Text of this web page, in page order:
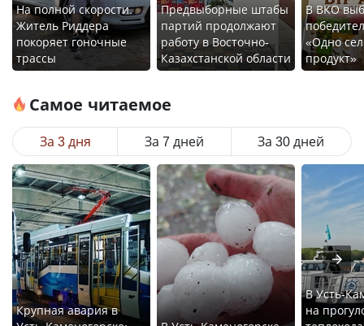
На полной скорости.
Житель Риддера
покоряет гоночные
трассы
Предвыборные штабы
партий продолжают
работу в Восточно-
Казахстанской области
В ВКО
«Одно
продукт»
Самое читаемое
За 3 дня
Крупная авария в
В Усть-
на
За 7 дней За 30 дней